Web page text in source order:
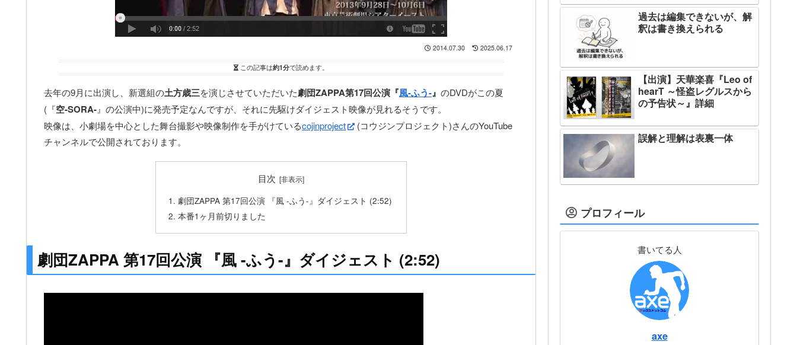
2014.07.30 2025.06.17
この記事は約1分で読めます。
去年の9月に出演し、新選組の土方歳三を演じさせていただいた劇団ZAPPA第17回公演『風-ふう-』 のDVDがこの夏
(『空-SORA-』の公演中)に発売予定なんですが、それに先駆けダイジェスト映像が見れるそうです。
映像は、小劇場を中心とした舞台撮影や映像制作を手がけているcojinproject
(コウジンプロジェクト)さんのYouTube
チャンネルで公開されております。
目次
劇団ZAPPA 第17回公演 『風 -ふう-』ダイジェスト (2:52)
本番1ヶ月前切りました
劇団ZAPPA 第17回公演 『風 -ふう-』ダイジェスト (2:52)
過去は編集できないが、解
釈は書き換えられる
【出演】天華楽喜『Leo of
hearT ～怪盗レグルスから
の予告状～』詳細
誤解と理解は表裏一体
プロフィール
書いてる人
axe